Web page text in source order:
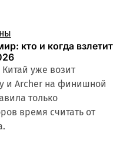
кто и когда взлетит
Китай уже возит
и Archer на финишной
только
время считать от